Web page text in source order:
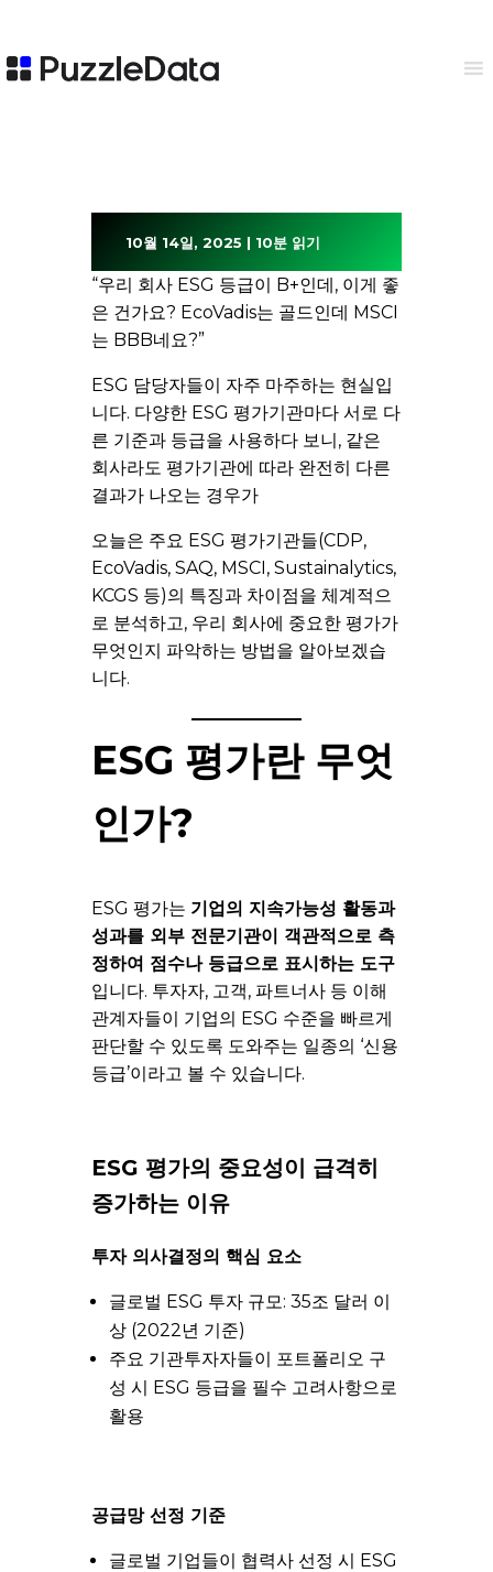
10월 14일, 2025 | 10분 읽기
“우리 회사 ESG 등급이 B+인데, 이게 좋
은 건가요? EcoVadis는 골드인데 MSCI
는 BBB네요?”
ESG 담당자들이 자주 마주하는 현실입
니다. 다양한 ESG 평가기관마다 서로 다
른 기준과 등급을 사용하다 보니, 같은
회사라도 평가기관에 따라 완전히 다른
결과가 나오는 경우가
오늘은 주요 ESG 평가기관들(CDP,
EcoVadis, SAQ, MSCI, Sustainalytics,
KCGS 등)의 특징과 차이점을 체계적으
로 분석하고, 우리 회사에 중요한 평가가
무엇인지 파악하는 방법을 알아보겠습
니다.
ESG 평가란 무엇
인가?
ESG 평가는 기업의 지속가능성 활동과
성과를 외부 전문기관이 객관적으로 측
정하여 점수나 등급으로 표시하는 도구
입니다. 투자자, 고객, 파트너사 등 이해
관계자들이 기업의 ESG 수준을 빠르게
판단할 수 있도록 도와주는 일종의 ‘신용
등급’이라고 볼 수 있습니다.
ESG 평가의 중요성이 급격히
증가하는 이유
투자 의사결정의 핵심 요소
글로벌 ESG 투자 규모: 35조 달러 이
상 (2022년 기준)
주요 기관투자자들이 포트폴리오 구
성 시 ESG 등급을 필수 고려사항으로
활용
공급망 선정 기준
글로벌 기업들이 협력사 선정 시 ESG